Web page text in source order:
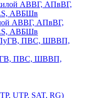
АВВГ, АПвВГ,
АВБШв
ПВС, ШВВП,